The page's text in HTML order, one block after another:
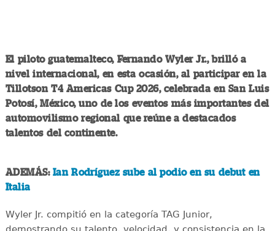
El piloto guatemalteco, Fernando Wyler Jr., brilló a
nivel internacional, en esta ocasión, al participar en la
Tillotson T4 Americas Cup 2026, celebrada en San Luis
Potosí, México, uno de los eventos más importantes del
automovilismo regional que reúne a destacados
talentos del continente.
ADEMÁS: Ian Rodríguez sube al podio en su debut en
Italia
Wyler Jr. compitió en la categoría TAG Junior,